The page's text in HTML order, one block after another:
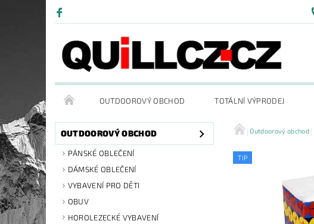
OUTDOOROVÝ OBCHOD TOTÁLNÍ VÝPRODEJ
OUTDOOROVÝ OBCHOD
PÁNSKÉ OBLEČENÍ
DÁMSKÉ OBLEČENÍ
VYBAVENÍ PRO DĚTI
OBUV
HOROLEZECKÉ VYBAVENÍ
Outdoorový obchod
TIP